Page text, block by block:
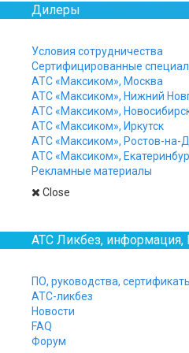
Дилеры
Условия сотрудничества
Сертифицированные
АТС «Максиком», Москва
АТС «Максиком», Нижний
АТС «Максиком»,
АТС «Максиком», Иркутск
АТС «Максиком», Ростов-на-
АТС «Максиком»,
Рекламные материалы
Close
АТС Ликбез, информация,
ПО, руководства,
АТС-ликбез
Новости
FAQ
Форум